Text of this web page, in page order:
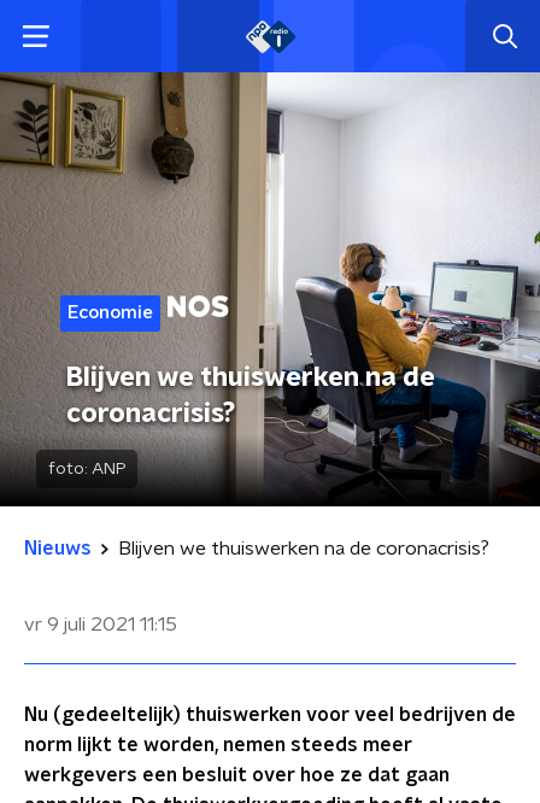
Economie
Blijven we thuiswerken na de
coronacrisis?
foto: ANP
Nieuws Blijven we thuiswerken na de coronacrisis?
vr 9 juli 2021 11:15
Nu (gedeeltelijk) thuiswerken voor veel bedrijven de
norm lijkt te worden, nemen steeds meer
werkgevers een besluit over hoe ze dat gaan